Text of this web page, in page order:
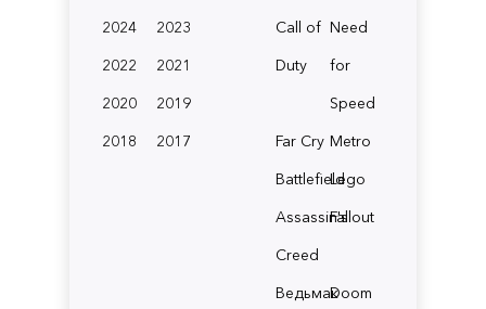
2024
2023
2022
2021
2020
2019
2018
2017
Call of
Duty
Need
for
Speed
Far Cry Metro
BattlefieldLego
Assassin's
Creed
Fallout
ВедьмакDoom